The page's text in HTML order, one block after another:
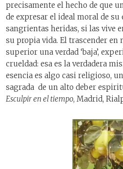
precisamente el hecho de que
de expresar el ideal moral de su
sangrientas heridas, si las vive
su propia vida. El trascender en
superior una verdad ‘baja’,
crueldad: esa es la verdadera
esencia es algo casi religioso,
sagrada de un alto deber
Esculpir en el tiempo, Madrid,